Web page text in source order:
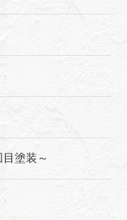
塗装～